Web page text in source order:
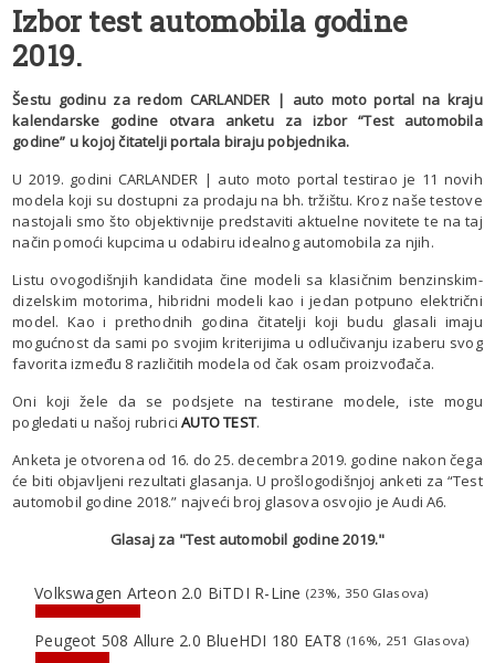
Izbor test automobila godine
2019.
Šestu godinu za redom CARLANDER | auto moto portal na kraju
kalendarske godine otvara anketu za izbor “Test automobila
godine” u kojoj čitatelji portala biraju pobjednika.
U 2019. godini CARLANDER | auto moto portal testirao je 11 novih
modela koji su dostupni za prodaju na bh. tržištu. Kroz naše testove
nastojali smo što objektivnije predstaviti aktuelne novitete te na taj
način pomoći kupcima u odabiru idealnog automobila za njih.
Listu ovogodišnjih kandidata čine modeli sa klasičnim benzinskim-
dizelskim motorima, hibridni modeli kao i jedan potpuno električni
model. Kao i prethodnih godina čitatelji koji budu glasali imaju
mogućnost da sami po svojim kriterijima u odlučivanju izaberu svog
favorita između 8 različitih modela od čak osam proizvođača.
Oni koji žele da se podsjete na testirane modele, iste mogu
pogledati u našoj rubriciAUTO TEST.
Anketa je otvorena od 16. do 25. decembra 2019. godine nakon čega
će biti objavljeni rezultati glasanja. U prošlogodišnjoj anketi za “Test
automobil godine 2018.” najveći broj glasova osvojio je Audi A6.
Glasaj za "Test automobil godine 2019."
Volkswagen Arteon 2.0 BiTDI R-Line (23%, 350 Glasova)
Peugeot 508 Allure 2.0 BlueHDI 180 EAT8 (16%, 251 Glasova)